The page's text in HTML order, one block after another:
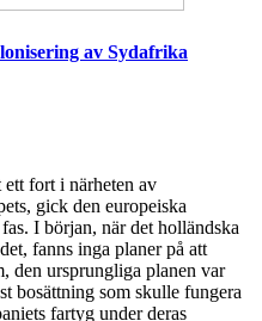
av Sydafrika
fort i närheten av
gick den europeiska
I början, när det holländska
fanns inga planer på att
den ursprungliga planen var
bosättning som skulle fungera
fartyg under deras